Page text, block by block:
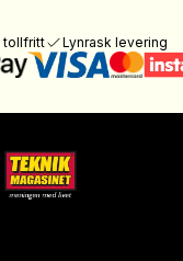
tollfritt Lynrask levering